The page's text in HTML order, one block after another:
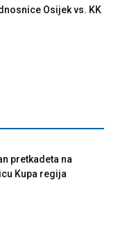
Osijek vs. KK
pretkadeta na
Kupa regija